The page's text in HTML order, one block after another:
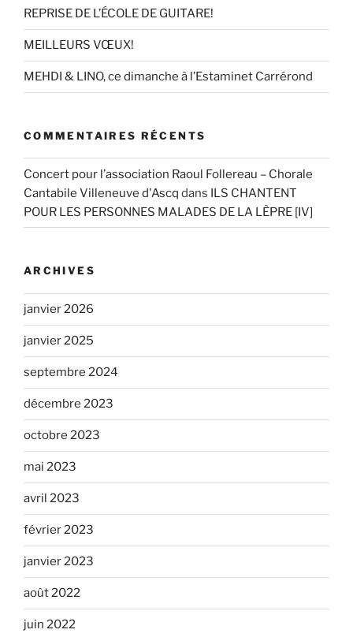
REPRISE DE L’ÉCOLE DE GUITARE!
MEILLEURS VŒUX!
MEHDI & LINO, ce dimanche à l’Estaminet Carrérond
COMMENTAIRES RÉCENTS
Concert pour l’association Raoul Follereau – Chorale
Cantabile Villeneuve d'Ascq dans ILS CHANTENT
POUR LES PERSONNES MALADES DE LA LÈPRE [IV]
ARCHIVES
janvier 2026
janvier 2025
septembre 2024
décembre 2023
octobre 2023
mai 2023
avril 2023
février 2023
janvier 2023
août 2022
juin 2022